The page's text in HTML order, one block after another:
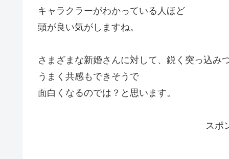
キャラクラーがわかっている人ほど
頭が良い気がしますね。
さまざまな新婚さんに対して、鋭く突っ込み
うまく共感もできそうで
面白くなるのでは？と思います。
スポ